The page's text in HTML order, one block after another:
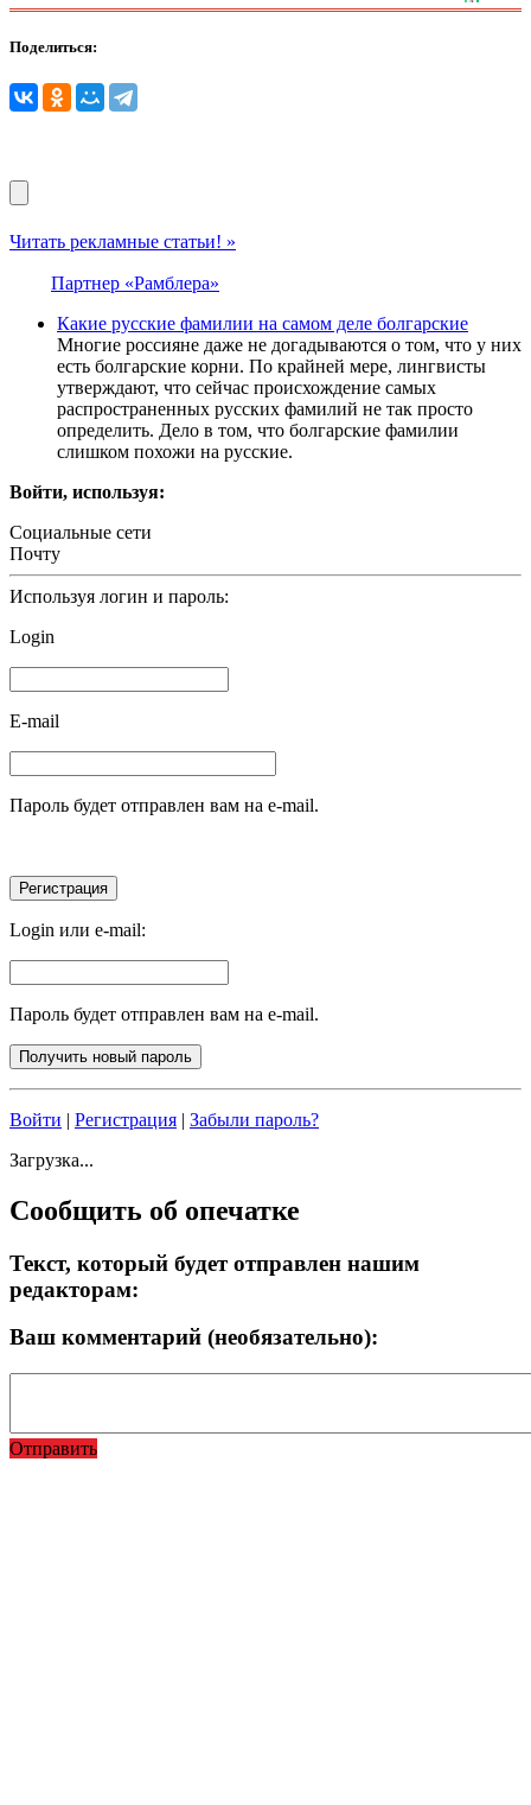
Поделиться:
Читать рекламные статьи! »
Партнер «Рамблера»
Какие русские фамилии на самом деле болгарские
Многие россияне даже не догадываются о том, что у них
есть болгарские корни. По крайней мере, лингвисты
утверждают, что сейчас происхождение самых
распространенных русских фамилий не так просто
определить. Дело в том, что болгарские фамилии
слишком похожи на русские.
Войти, используя:
Социальные сети
Почту
Используя логин и пароль:
Login
E-mail
Пароль будет отправлен вам на e-mail.
Login или e-mail:
Пароль будет отправлен вам на e-mail.
Войти | Регистрация | Забыли пароль?
Загрузка...
Сообщить об опечатке
Текст, который будет отправлен нашим
редакторам:
Ваш комментарий (необязательно):
Отправить